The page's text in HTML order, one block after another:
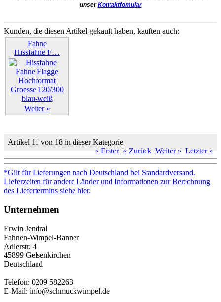
unserKontaktfomular
Kunden, die diesen Artikel gekauft haben, kauften auch:
Fahne
Hissfahne F…
Weiter »
Artikel 11 von 18 in dieser Kategorie
« Erster « Zurück Weiter » Letzter »
*Gilt für Lieferungen nach Deutschland bei Standardversand.
Lieferzeiten für andere Länder und Informationen zur Berechnung
des Liefertermins siehe hier.
Unternehmen
Erwin Jendral
Fahnen-Wimpel-Banner
Adlerstr. 4
45899 Gelsenkirchen
Deutschland
Telefon: 0209 582263
E-Mail: info@schmuckwimpel.de